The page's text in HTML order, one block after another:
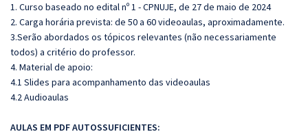
1. Curso baseado no edital nº 1 - CPNUJE, de 27 de maio de 2024
2. Carga horária prevista: de 50 a 60 videoaulas, aproximadamente.
3.Serão abordados os tópicos relevantes (não necessariamente
todos) a critério do professor.
4. Material de apoio:
4.1 Slides para acompanhamento das videoaulas
4.2 Audioaulas
AULAS EM PDF AUTOSSUFICIENTES: